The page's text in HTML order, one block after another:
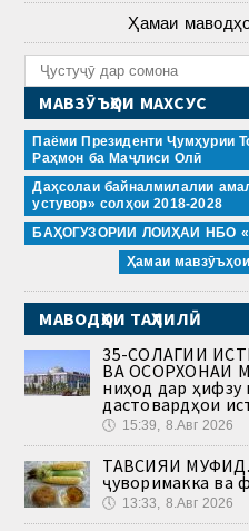
Ҳамаи
МАВЗӮЪҲОИ МАХСУС
Паёми Президенти Ҷумҳурии
Раҳмон ба Маҷлиси Олӣ
Даҳсолаи байналмилалии
устувор» солҳои 2018-2028
БАҲОГУЗОРИИ ЛОИҲАИ НБО
Ҳамаи
МАВОДҲОИ ТАҲЛИЛӢ
35-СОЛАГИИ
ВА ОСОРХОНАИ
ниҳод дар
дастовардҳои
🕔 15:39, 8.Авг 2026
ТАВСИЯИ МУФИД.
ҷуворимакка ва
🕔 13:33, 8.Авг 2026